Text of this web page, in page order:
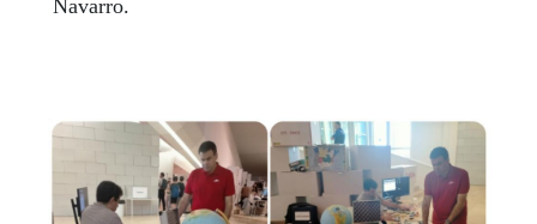
Navarro.